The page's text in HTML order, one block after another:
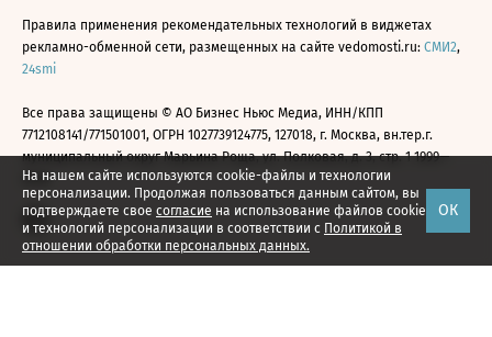
На нашем сайте используются cookie-файлы и технологии
персонализации. Продолжая пользоваться данным сайтом, вы
подтверждаете свое согласие на использование файлов cookie
и технологий персонализации в соответствии с Политикой в
отношении обработки персональных данных.
ОК
Правила применения рекомендательных технологий в виджетах
рекламно-обменной сети, размещенных на сайте vedomosti.ru: СМИ2,
24smi
Все права защищены © АО Бизнес Ньюс Медиа, ИНН/КПП
7712108141/771501001, ОГРН 1027739124775, 127018, г. Москва, вн.тер.г.
муниципальный округ Марьина Роща, ул. Полковая, д. 3, стр. 1 1999—
2026